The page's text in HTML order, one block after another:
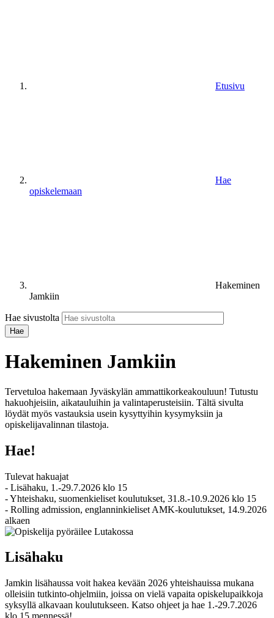
Etusivu
Hae
opiskelemaan
Hakeminen
Jamkiin
Hae sivustolta
Hakeminen Jamkiin
Tervetuloa hakemaan Jyväskylän ammattikorkeakouluun! Tutustu
hakuohjeisiin, aikatauluihin ja valintaperusteisiin. Tältä sivulta
löydät myös vastauksia usein kysyttyihin kysymyksiin ja
opiskelijavalinnan tilastoja.
Hae!
Tulevat hakuajat
- Lisähaku, 1.-29.7.2026 klo 15
- Yhteishaku, suomenkieliset koulutukset, 31.8.-10.9.2026 klo 15
- Rolling admission, englanninkieliset AMK-koulutukset, 14.9.2026
alkaen
Lisähaku
Jamkin lisähaussa voit hakea kevään 2026 yhteishauissa mukana
olleisiin tutkinto-ohjelmiin, joissa on vielä vapaita opiskelupaikkoja
syksyllä alkavaan koulutukseen. Katso ohjeet ja hae 1.-29.7.2026